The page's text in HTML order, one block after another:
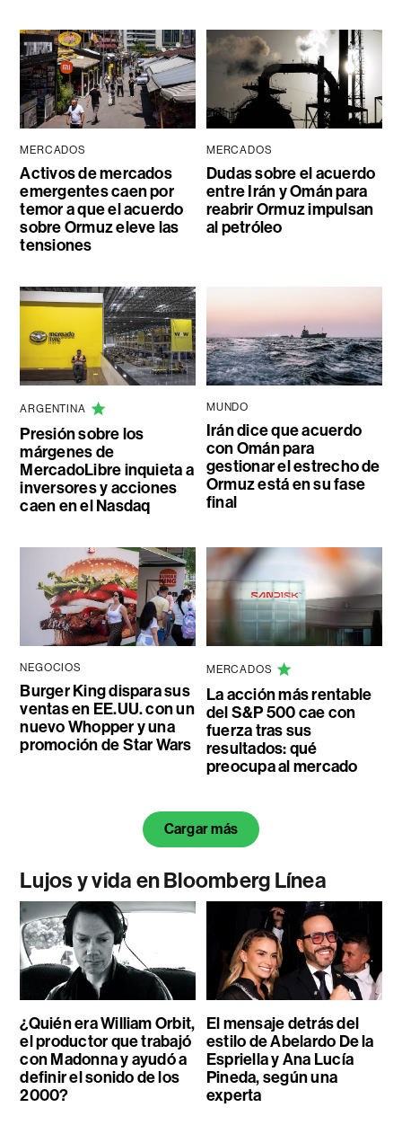
MERCADOS
Activos de mercados
emergentes caen por
temor a que el acuerdo
sobre Ormuz eleve las
tensiones
MERCADOS
Dudas sobre el acuerdo
entre Irán y Omán para
reabrir Ormuz impulsan
al petróleo
ARGENTINA
Presión sobre los
márgenes de
MercadoLibre inquieta a
inversores y acciones
caen en el Nasdaq
MUNDO
Irán dice que acuerdo
con Omán para
gestionar el estrecho de
Ormuz está en su fase
final
NEGOCIOS
Burger King dispara sus
ventas en EE.UU. con un
nuevo Whopper y una
promoción de Star Wars
MERCADOS
La acción más rentable
del S&P 500 cae con
fuerza tras sus
resultados: qué
preocupa al mercado
Cargar más
Lujos y vida en Bloomberg Línea
¿Quién era William Orbit,
el productor que trabajó
con Madonna y ayudó a
definir el sonido de los
2000?
El mensaje detrás del
estilo de Abelardo De la
Espriella y Ana Lucía
Pineda, según una
experta